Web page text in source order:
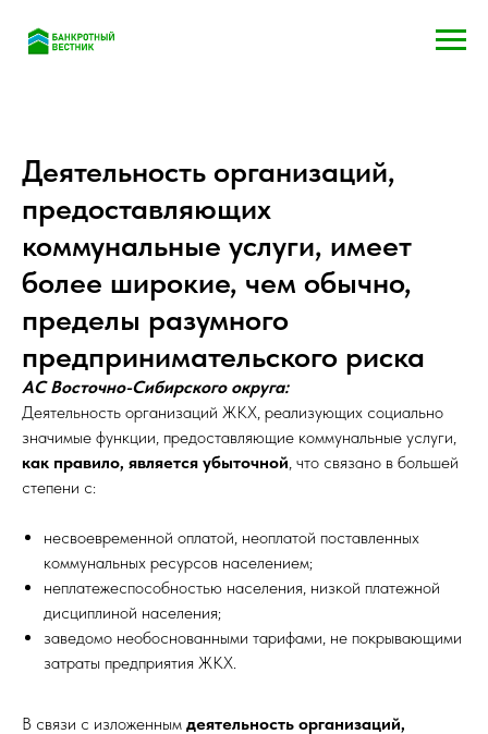
Деятельность организаций,
предоставляющих
коммунальные услуги, имеет
более широкие, чем обычно,
пределы разумного
предпринимательского риска
АС Восточно-Сибирского округа:
Деятельность организаций ЖКХ, реализующих социально
значимые функции, предоставляющие коммунальные услуги,
как правило, является убыточной, что связано в большей
степени с:
несвоевременной оплатой, неоплатой поставленных
коммунальных ресурсов населением;
неплатежеспособностью населения, низкой платежной
дисциплиной населения;
заведомо необоснованными тарифами, не покрывающими
затраты предприятия ЖКХ.
В связи с изложенным деятельность организаций,